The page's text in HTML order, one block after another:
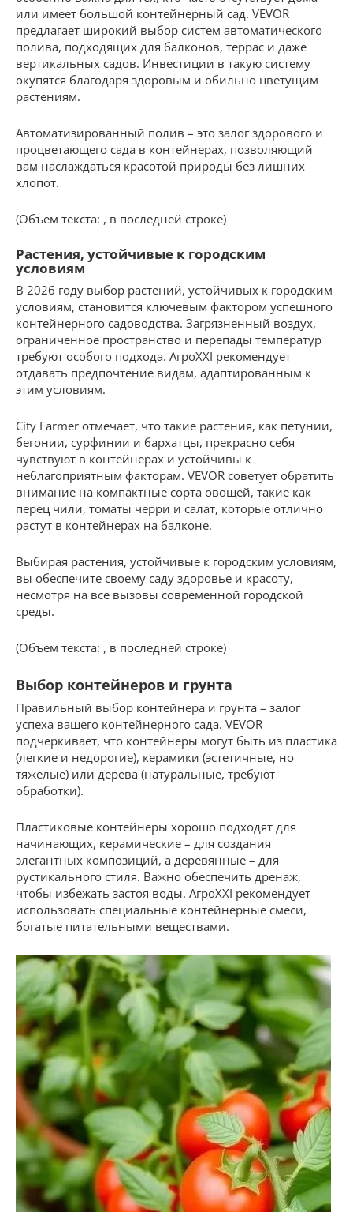
или имеет большой контейнерный сад. VEVOR
предлагает широкий выбор систем автоматического
полива, подходящих для балконов, террас и даже
вертикальных садов. Инвестиции в такую систему
окупятся благодаря здоровым и обильно цветущим
растениям.
Автоматизированный полив – это залог здорового и
процветающего сада в контейнерах, позволяющий
вам наслаждаться красотой природы без лишних
хлопот.
(Объем текста: , в последней строке)
Растения, устойчивые к городским
условиям
В 2026 году выбор растений, устойчивых к городским
условиям, становится ключевым фактором успешного
контейнерного садоводства. Загрязненный воздух,
ограниченное пространство и перепады температур
требуют особого подхода. АгроXXI рекомендует
отдавать предпочтение видам, адаптированным к
этим условиям.
City Farmer отмечает, что такие растения, как петунии,
бегонии, сурфинии и бархатцы, прекрасно себя
чувствуют в контейнерах и устойчивы к
неблагоприятным факторам. VEVOR советует обратить
внимание на компактные сорта овощей, такие как
перец чили, томаты черри и салат, которые отлично
растут в контейнерах на балконе.
Выбирая растения, устойчивые к городским условиям,
вы обеспечите своему саду здоровье и красоту,
несмотря на все вызовы современной городской
среды.
(Объем текста: , в последней строке)
Выбор контейнеров и грунта
Правильный выбор контейнера и грунта – залог
успеха вашего контейнерного сада. VEVOR
подчеркивает, что контейнеры могут быть из пластика
(легкие и недорогие), керамики (эстетичные, но
тяжелые) или дерева (натуральные, требуют
обработки).
Пластиковые контейнеры хорошо подходят для
начинающих, керамические – для создания
элегантных композиций, а деревянные – для
рустикального стиля. Важно обеспечить дренаж,
чтобы избежать застоя воды. АгроXXI рекомендует
использовать специальные контейнерные смеси,
богатые питательными веществами.